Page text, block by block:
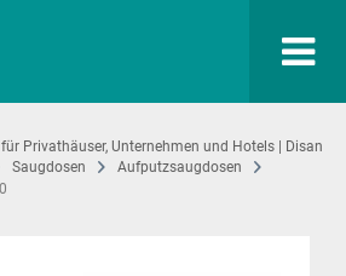
Privathäuser, Unternehmen und Hotels | Disan
Saugdosen
Aufputzsaugdosen